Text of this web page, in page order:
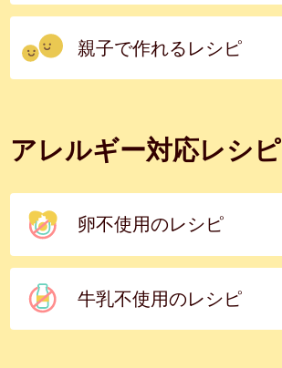
親子で作れるレシピ
アレルギー対応レシピ
卵不使用のレシピ
牛乳不使用のレシピ